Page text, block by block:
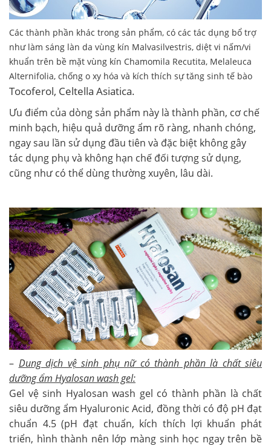
Các thành phần khác trong sản phẩm, có các tác dụng bổ trợ
như làm sáng làn da vùng kín Malvasilvestris, diệt vi nấm/vi
khuẩn trên bề mặt vùng kín Chamomila Recutita, Melaleuca
Alternifolia, chống o xy hóa và kích thích sự tăng sinh tế bào
Tocoferol, Celtella Asiatica.
Ưu điểm của dòng sản phẩm này là thành phần, cơ chế
minh bạch, hiệu quả dưỡng ẩm rõ ràng, nhanh chóng,
ngay sau lần sử dụng đầu tiên và đặc biệt không gây
tác dụng phụ và không hạn chế đối tượng sử dụng,
cũng như có thể dùng thường xuyên, lâu dài.
– Dung dịch vệ sinh phụ nữ có thành phần là chất siêu
dưỡng ẩm Hyalosan wash gel:
Gel vệ sinh Hyalosan wash gel có thành phần là chất
siêu dưỡng ẩm Hyaluronic Acid, đồng thời có độ pH đạt
chuẩn 4.5 (pH đạt chuẩn, kích thích lợi khuẩn phát
triển, hình thành nên lớp màng sinh học ngay trên bề